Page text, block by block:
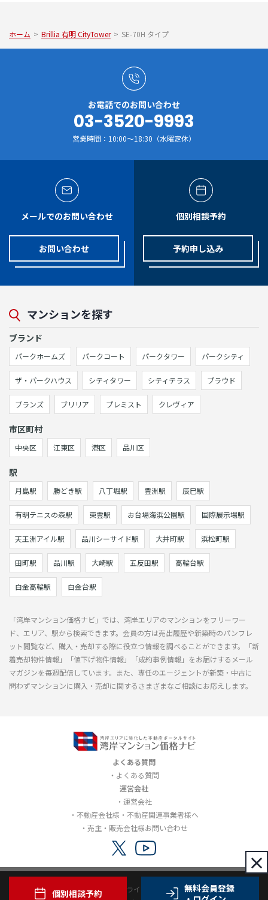
個別相談予約
無料会員登録
×
ホーム > Brillia 有明 CityTower > SE-70H タイプ
お電話でのお問い合わせ
03-3520-9993
営業時間：10:00～18:30（水曜定休）
メールでのお問い合わせ
お問い合わせ
個別相談予約
予約申し込み
マンションを探す
ブランド
パークホームズ パークコート パークタワー パークシティ
ザ・パークハウス シティタワー シティテラス プラウド
ブランズ ブリリア プレミスト クレヴィア
市区町村
中央区 江東区 港区 品川区
駅
月島駅 勝どき駅 八丁堀駅 豊洲駅 辰巳駅
有明テニスの森駅 東雲駅 お台場海浜公園駅 国際展示場駅
天王洲アイル駅 品川シーサイド駅 大井町駅 浜松町駅
田町駅 品川駅 大崎駅 五反田駅 高輪台駅
白金高輪駅 白金台駅
「湾岸マンション価格ナビ」では、湾岸エリアのマンションをフリーワー
ド、エリア、駅から検索できます。会員の方は売出履歴や新築時のパンフレ
ット閲覧など、購入・売却する際に役立つ情報を調べることができます。「新
着売却物件情報」「値下げ物件情報」「成約事例情報」をお届けするメール
マガジンを毎週配信しています。また、専任のエージェントが新築・中古に
問わずマンションに購入・売却に関するさまざまなご相談にお応えします。
よくある質問
よくある質問
運営会社
運営会社
不動産会社様・不動産関連事業者様へ
売主・販売会社様お問い合わせ
利用規約 プライバシーポリシー